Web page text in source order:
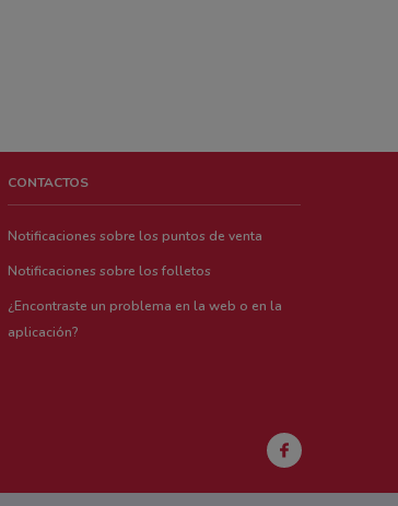
CONTACTOS
Notificaciones sobre los puntos de venta
Notificaciones sobre los folletos
¿Encontraste un problema en la web o en la
aplicación?